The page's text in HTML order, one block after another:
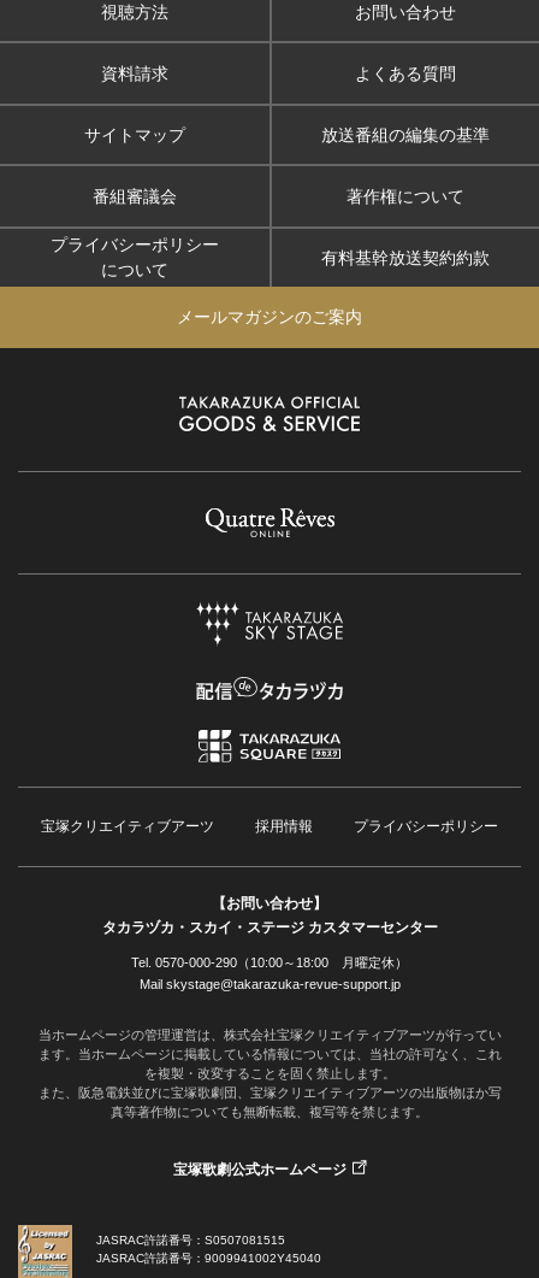
視聴方法 お問い合わせ
資料請求 よくある質問
サイトマップ 放送番組の編集の基準
番組審議会 著作権について
プライバシーポリシー
について
有料基幹放送契約約款
メールマガジンのご案内
宝塚クリエイティブアーツ 採用情報 プライバシーポリシー
【お問い合わせ】
タカラヅカ・スカイ・ステージ カスタマーセンター
Tel. 0570-000-290（10:00～18:00 月曜定休）
Mail skystage@takarazuka-revue-support.jp
当ホームページの管理運営は、株式会社宝塚クリエイティブアーツが行ってい
ます。当ホームページに掲載している情報については、当社の許可なく、これ
を複製・改変することを固く禁止します。
また、阪急電鉄並びに宝塚歌劇団、宝塚クリエイティブアーツの出版物ほか写
真等著作物についても無断転載、複写等を禁じます。
宝塚歌劇公式ホームページ
JASRAC許諾番号：S0507081515
JASRAC許諾番号：9009941002Y45040